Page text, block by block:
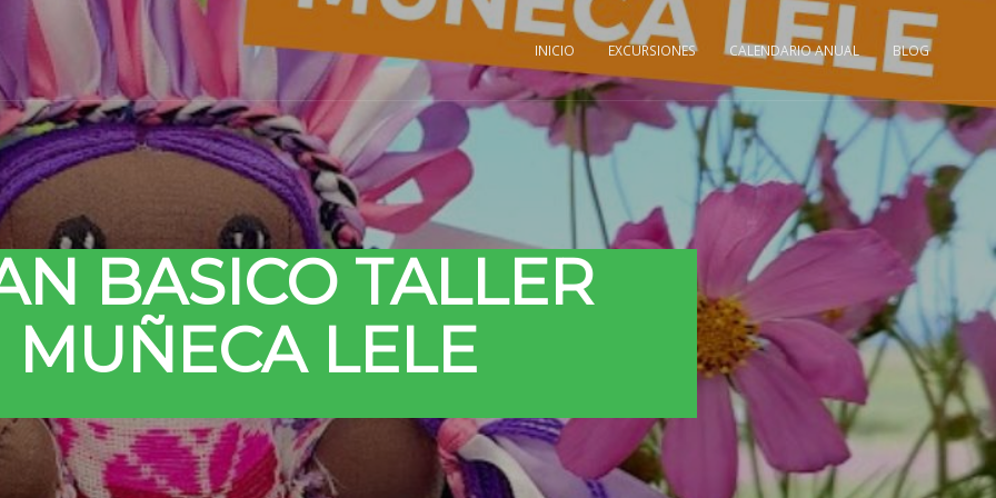
INICIO EXCURSIONES CALENDARIO ANUAL BLOG
BASICO TALLER
MUÑECA LELE